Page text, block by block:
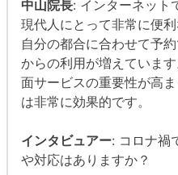
中山院長: インターネット
現代人にとって非常に便
自分の都合に合わせて予
からの利用が増えていま
面サービスの重要性が高
は非常に効果的です。
インタビュアー: コロナ禍
や対応はありますか？